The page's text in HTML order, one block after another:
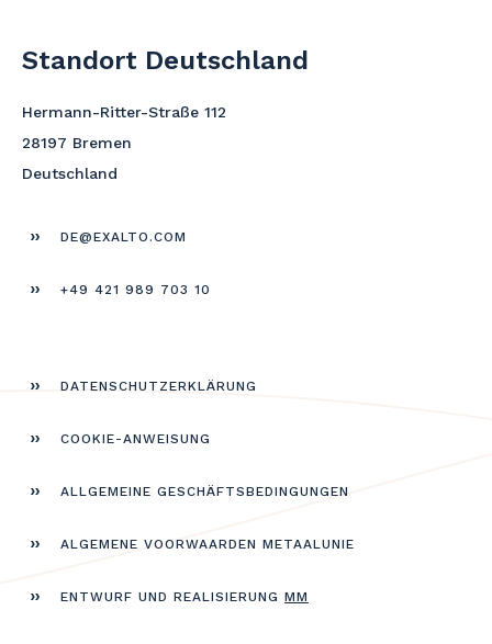
Standort Deutschland
Hermann-Ritter-Straße 112
28197 Bremen
Deutschland
DE@EXALTO.COM
+49 421 989 703 10
DATEN­SCHUTZERKLÄRUNG
COOKIE-ANWEISUNG
ALLGEMEINE GESCHÄFTS­BEDINGUNGEN
ALGEMENE VOORWAARDEN METAALUNIE
ENTWURF UND REALISIERUNG MM